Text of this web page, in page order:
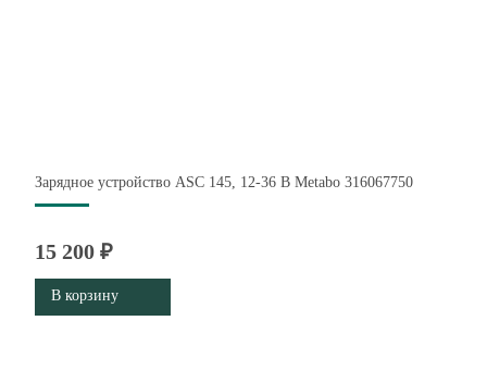
Зарядное устройство ASC 145, 12-36 В Metabo 316067750
15 200 ₽
В корзину